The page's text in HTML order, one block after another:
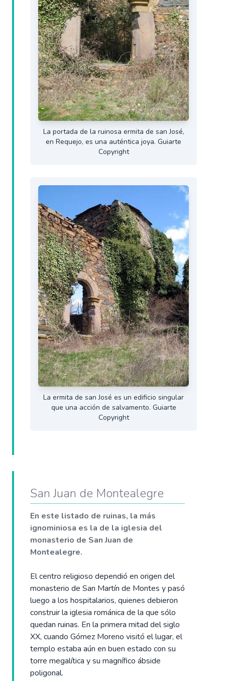
La portada de la ruinosa ermita de san José,
en Requejo, es una auténtica joya. Guiarte
Copyright
La ermita de san José es un edificio singular
que una acción de salvamento. Guiarte
Copyright
San Juan de Montealegre
En este listado de ruinas, la más
ignominiosa es la de la iglesia del
monasterio de San Juan de
Montealegre.
El centro religioso dependió en origen del
monasterio de San Martín de Montes y pasó
luego a los hospitalarios, quienes debieron
construir la iglesia románica de la que sólo
quedan ruinas. En la primera mitad del siglo
XX, cuando Gómez Moreno visitó el lugar, el
templo estaba aún en buen estado con su
torre megalítica y su magnífico ábside
poligonal.